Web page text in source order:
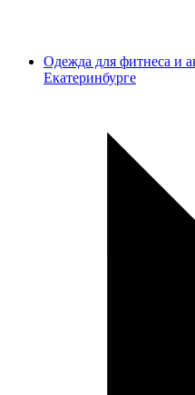
Одежда для фитнеса и
Екатеринбурге